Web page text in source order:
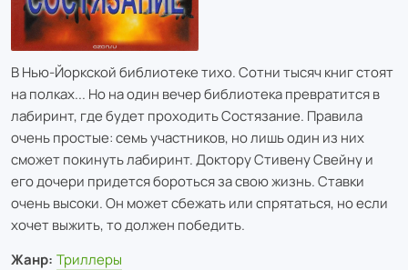
В Нью-Йоркской библиотеке тихо. Сотни тысяч книг стоят
на полках... Но на один вечер библиотека превратится в
лабиринт, где будет проходить Состязание. Правила
очень простые: семь участников, но лишь один из них
сможет покинуть лабиринт. Доктору Стивену Свейну и
его дочери придется бороться за свою жизнь. Ставки
очень высоки. Он может сбежать или спрятаться, но если
хочет выжить, то должен победить.
Жанр: Триллеры